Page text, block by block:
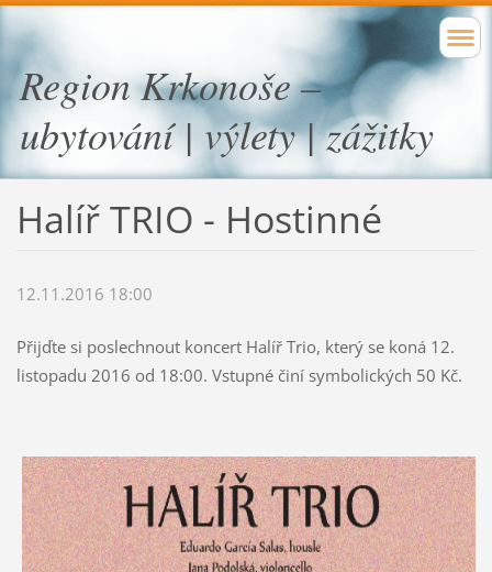
Region Krkonoše –
ubytování | výlety | zážitky
Halíř TRIO - Hostinné
12.11.2016 18:00
Přijďte si poslechnout koncert Halíř Trio, který se koná 12.
listopadu 2016 od 18:00. Vstupné činí symbolických 50 Kč.